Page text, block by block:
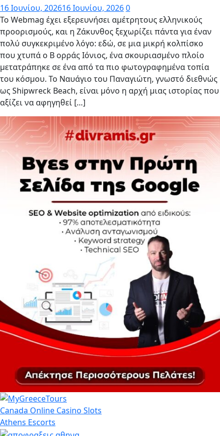
16 Ιουνίου, 202616 Ιουνίου, 20260
Το Webmag έχει εξερευνήσει αμέτρητους ελληνικούς
προορισμούς, και η Ζάκυνθος ξεχωρίζει πάντα για έναν
πολύ συγκεκριμένο λόγο: εδώ, σε μια μικρή κολπίσκο
που χτυπά ο Β ορράς Ιόνιος, ένα σκουριασμένο πλοίο
μετατράπηκε σε ένα από τα πιο φωτογραφημένα τοπία
του κόσμου. Το Ναυάγιο του Παναγιώτη, γνωστό διεθνώς
ως Shipwreck Beach, είναι μόνο η αρχή μιας ιστορίας που
αξίζει να αφηγηθεί […]
Canada Online Casino Slots
Athens Escorts